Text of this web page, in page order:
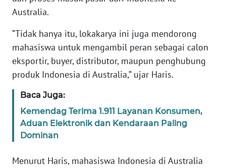
Australia.
“Tidak hanya itu, lokakarya ini juga mendorong
mahasiswa untuk mengambil peran sebagai calon
eksportir, buyer, distributor, maupun penghubung
produk Indonesia di Australia,” ujar Haris.
Baca Juga:
Kemendag Terima 1.911 Layanan Konsumen,
Aduan Elektronik dan Kendaraan Paling
Dominan
Menurut Haris, mahasiswa Indonesia di Australia
WN
JAKARTA
JABAR
WN
WN
NTT